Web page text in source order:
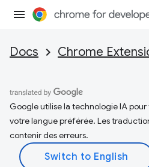
Docs Chrome
Google utilise la technologie IA
votre langue préférée. Les
contenir des erreurs.